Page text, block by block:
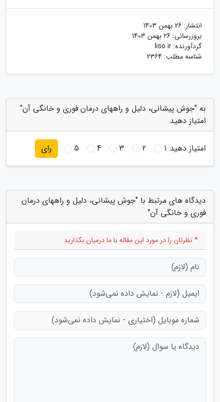
انتشار: 26 بهمن 1403
بروزرسانی: 26 بهمن 1403
گردآورنده: liso.ir
شناسه مطلب: 2364
به "جوش پیشانی، دلیل و راههای درمان فوری و خانگی آن"
امتیاز دهید
امتیاز دهید:1
2
3
4
5 رای
دیدگاه های مرتبط با "جوش پیشانی، دلیل و راههای درمان
فوری و خانگی آن"
* نظرتان را در مورد این مقاله با ما درمیان بگذارید